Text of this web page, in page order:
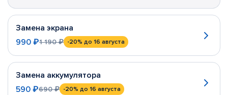
Замена экрана
990 ₽1 190 ₽ -20% до 16 августа
Замена аккумулятора
590 ₽690 ₽ -20% до 16 августа